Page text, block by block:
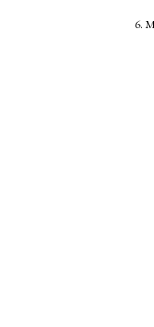
6.